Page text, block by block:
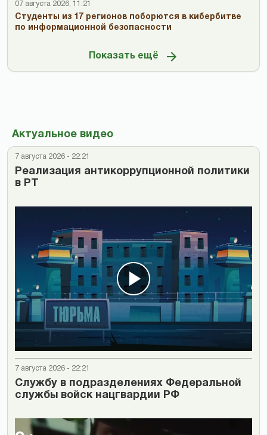
07 августа 2026, 11:21
Студенты из 17 регионов поборются в кибербитве
по информационной безопасности
Показать ещё
Актуальное видео
7 августа 2026 - 22:21
Реализация антикоррупционной политики
в РТ
7 августа 2026 - 22:21
Cлужбу в подразделениях Федеральной
службы войск нацгвардии РФ